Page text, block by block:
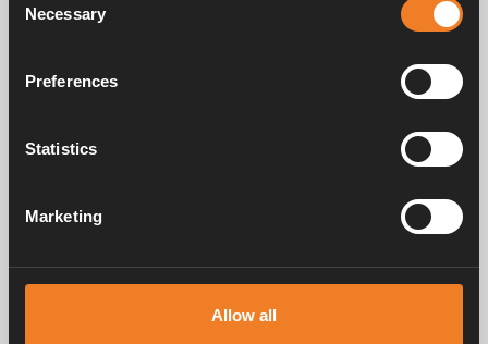
Selection
Necessary
Preferences
Statistics
Marketing
Allow all
Alde schafft seit 1966 ein Gefühl von Zuhause und stellt
Heizungssysteme für Wohnmobile und Wohnwagen her. Schon damals
haben wir verstanden, wie wichtig es ist, auf Reisen den Komfort von